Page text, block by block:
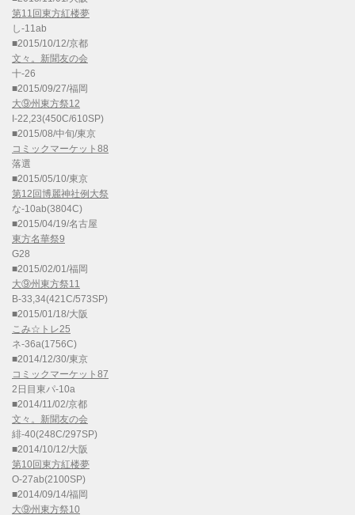
第11回東方紅楼夢
し-11ab
■2015/10/12/京都
文々。新聞友の会
十-26
■2015/09/27/福岡
大⑨州東方祭12
I-22,23(450C/610SP)
■2015/08/中旬/東京
コミックマーケット88
落選
■2015/05/10/東京
第12回博麗神社例大祭
な-10ab(3804C)
■2015/04/19/名古屋
東方名華祭9
G28
■2015/02/01/福岡
大⑨州東方祭11
B-33,34(421C/573SP)
■2015/01/18/大阪
こみ☆トレ25
ネ-36a(1756C)
■2014/12/30/東京
コミックマーケット87
2日目東パ-10a
■2014/11/02/京都
文々。新聞友の会
緋-40(248C/297SP)
■2014/10/12/大阪
第10回東方紅楼夢
O-27ab(2100SP)
■2014/09/14/福岡
大⑨州東方祭10